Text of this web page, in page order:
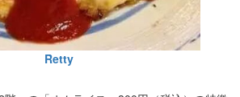
Retty